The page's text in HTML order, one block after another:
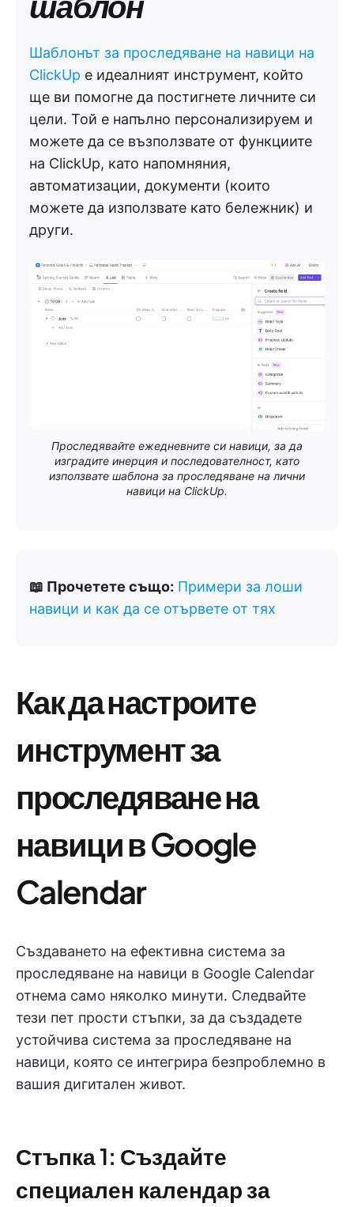
Шаблонът за проследяване на навици на
ClickUp е идеалният инструмент, който
ще ви помогне да постигнете личните си
цели. Той е напълно персонализируем и
можете да се възползвате от функциите
на ClickUp, като напомняния,
автоматизации, документи (които
можете да използвате като бележник) и
други.
Проследявайте ежедневните си навици, за да
изградите инерция и последователност, като
използвате шаблона за проследяване на лични
навици на ClickUp.
📖 Прочетете също: Примери за лоши
навици и как да се отървете от тях
Как да настроите
инструмент за
проследяване на
навици в Google
Calendar
Създаването на ефективна система за
проследяване на навици в Google Calendar
отнема само няколко минути. Следвайте
тези пет прости стъпки, за да създадете
устойчива система за проследяване на
навици, която се интегрира безпроблемно в
вашия дигитален живот.
Стъпка 1: Създайте
специален календар за